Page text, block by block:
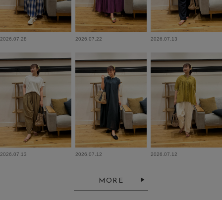
2026.07.28 2026.07.22 2026.07.13
2026.07.13 2026.07.12 2026.07.12
MORE